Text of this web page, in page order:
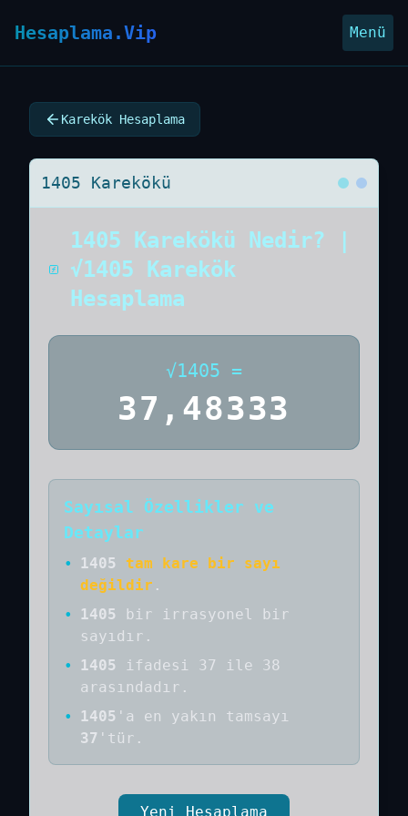
Hesaplama.Vip Menü
Karekök Hesaplama
1405 Karekökü
1405 Karekökü Nedir? |
√1405 Karekök
Hesaplama
√1405 =
37,48333
Sayısal Özellikler ve
Detaylar
• 1405
tam kare bir sayı
değildir .
•
1405 bir
irrasyonel bir
sayıdır .
•
1405
ifadesi 37 ile 38
arasındadır.
•
1405 'a en yakın tamsayı
37 'tür.
Yeni Hesaplama